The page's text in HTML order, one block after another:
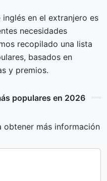
en el extranjero es
necesidades
recopilado una lista
basados en
y premios.
populares en 2026
obtener más información